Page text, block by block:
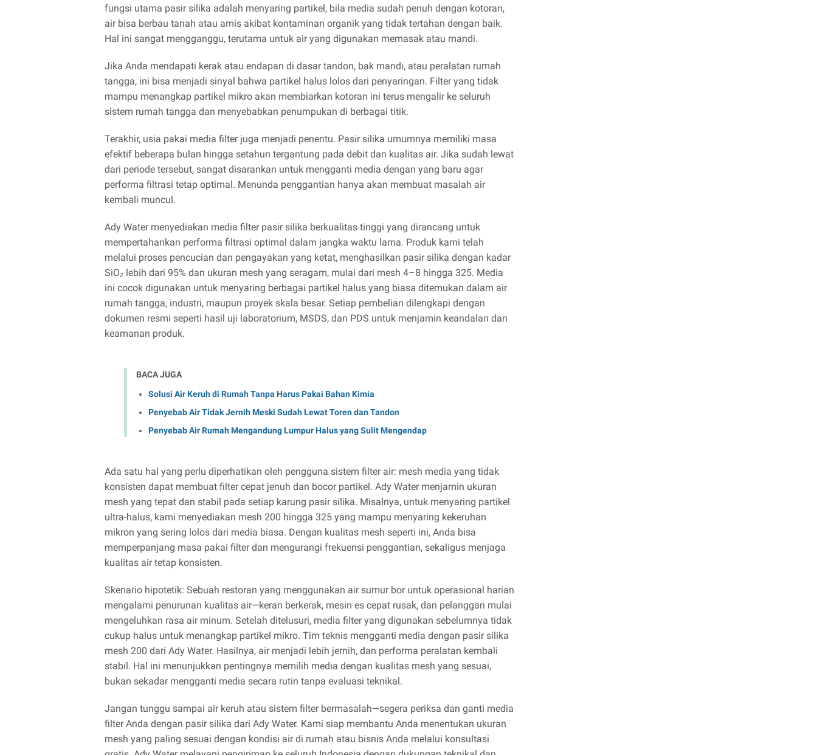
fungsi utama pasir silika adalah menyaring partikel, bila media sudah penuh dengan kotoran,
air bisa berbau tanah atau amis akibat kontaminan organik yang tidak tertahan dengan baik.
Hal ini sangat mengganggu, terutama untuk air yang digunakan memasak atau mandi.
Jika Anda mendapati kerak atau endapan di dasar tandon, bak mandi, atau peralatan rumah
tangga, ini bisa menjadi sinyal bahwa partikel halus lolos dari penyaringan. Filter yang tidak
mampu menangkap partikel mikro akan membiarkan kotoran ini terus mengalir ke seluruh
sistem rumah tangga dan menyebabkan penumpukan di berbagai titik.
Terakhir, usia pakai media filter juga menjadi penentu. Pasir silika umumnya memiliki masa
efektif beberapa bulan hingga setahun tergantung pada debit dan kualitas air. Jika sudah lewat
dari periode tersebut, sangat disarankan untuk mengganti media dengan yang baru agar
performa filtrasi tetap optimal. Menunda penggantian hanya akan membuat masalah air
kembali muncul.
Ady Water menyediakan media filter pasir silika berkualitas tinggi yang dirancang untuk
mempertahankan performa filtrasi optimal dalam jangka waktu lama. Produk kami telah
melalui proses pencucian dan pengayakan yang ketat, menghasilkan pasir silika dengan kadar
SiO₂ lebih dari 95% dan ukuran mesh yang seragam, mulai dari mesh 4–8 hingga 325. Media
ini cocok digunakan untuk menyaring berbagai partikel halus yang biasa ditemukan dalam air
rumah tangga, industri, maupun proyek skala besar. Setiap pembelian dilengkapi dengan
dokumen resmi seperti hasil uji laboratorium, MSDS, dan PDS untuk menjamin keandalan dan
keamanan produk.
BACA JUGA
Solusi Air Keruh di Rumah Tanpa Harus Pakai Bahan Kimia
Penyebab Air Tidak Jernih Meski Sudah Lewat Toren dan Tandon
Penyebab Air Rumah Mengandung Lumpur Halus yang Sulit Mengendap
Ada satu hal yang perlu diperhatikan oleh pengguna sistem filter air: mesh media yang tidak
konsisten dapat membuat filter cepat jenuh dan bocor partikel. Ady Water menjamin ukuran
mesh yang tepat dan stabil pada setiap karung pasir silika. Misalnya, untuk menyaring partikel
ultra-halus, kami menyediakan mesh 200 hingga 325 yang mampu menyaring kekeruhan
mikron yang sering lolos dari media biasa. Dengan kualitas mesh seperti ini, Anda bisa
memperpanjang masa pakai filter dan mengurangi frekuensi penggantian, sekaligus menjaga
kualitas air tetap konsisten.
Skenario hipotetik: Sebuah restoran yang menggunakan air sumur bor untuk operasional harian
mengalami penurunan kualitas air—keran berkerak, mesin es cepat rusak, dan pelanggan mulai
mengeluhkan rasa air minum. Setelah ditelusuri, media filter yang digunakan sebelumnya tidak
cukup halus untuk menangkap partikel mikro. Tim teknis mengganti media dengan pasir silika
mesh 200 dari Ady Water. Hasilnya, air menjadi lebih jernih, dan performa peralatan kembali
stabil. Hal ini menunjukkan pentingnya memilih media dengan kualitas mesh yang sesuai,
bukan sekadar mengganti media secara rutin tanpa evaluasi teknikal.
Jangan tunggu sampai air keruh atau sistem filter bermasalah—segera periksa dan ganti media
filter Anda dengan pasir silika dari Ady Water. Kami siap membantu Anda menentukan ukuran
mesh yang paling sesuai dengan kondisi air di rumah atau bisnis Anda melalui konsultasi